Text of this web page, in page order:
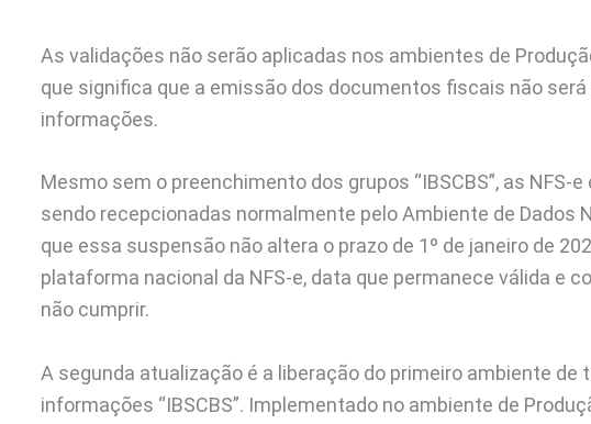
As validações não serão aplicadas nos ambientes de
que significa que a emissão dos documentos fiscais não
informações.
Mesmo sem o preenchimento dos grupos “IBSCBS”, as
sendo recepcionadas normalmente pelo Ambiente de Dados
que essa suspensão não altera o prazo de 1º de janeiro de
plataforma nacional da NFS-e, data que permanece válida e
não cumprir.
A segunda atualização é a liberação do primeiro ambiente
informações “IBSCBS”. Implementado no ambiente de